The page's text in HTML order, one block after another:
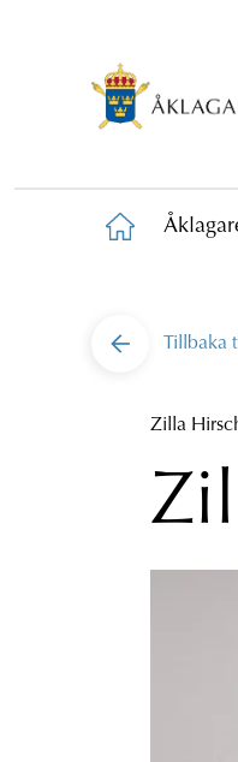
Tillbaka
Zilla